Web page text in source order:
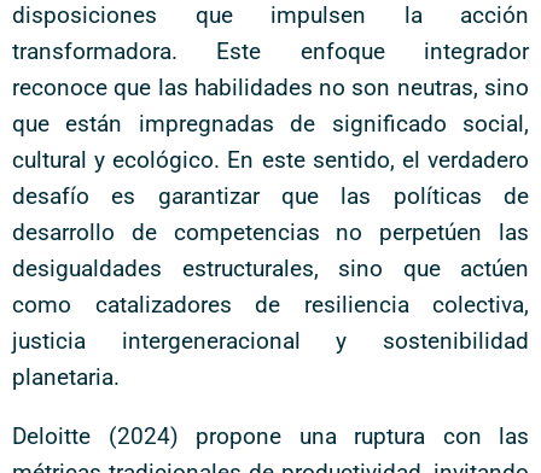
disposiciones que impulsen la acción
transformadora. Este enfoque integrador
reconoce que las habilidades no son neutras, sino
que están impregnadas de significado social,
cultural y ecológico. En este sentido, el verdadero
desafío es garantizar que las políticas de
desarrollo de competencias no perpetúen las
desigualdades estructurales, sino que actúen
como catalizadores de resiliencia colectiva,
justicia intergeneracional y sostenibilidad
planetaria.
Deloitte (2024) propone una ruptura con las